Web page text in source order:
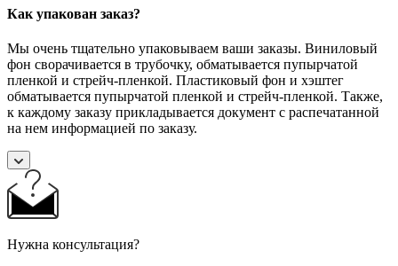
Как упакован заказ?
Мы очень тщательно упаковываем ваши заказы. Виниловый
фон сворачивается в трубочку, обматывается пупырчатой
пленкой и стрейч-пленкой. Пластиковый фон и хэштег
обматывается пупырчатой пленкой и стрейч-пленкой. Также,
к каждому заказу прикладывается документ с распечатанной
на нем информацией по заказу.
Нужна консультация?